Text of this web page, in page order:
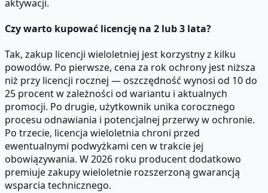
aktywacji.
Czy warto kupować licencję na 2 lub 3 lata?
Tak, zakup licencji wieloletniej jest korzystny z kilku
powodów. Po pierwsze, cena za rok ochrony jest niższa
niż przy licencji rocznej — oszczędność wynosi od 10 do
25 procent w zależności od wariantu i aktualnych
promocji. Po drugie, użytkownik unika corocznego
procesu odnawiania i potencjalnej przerwy w ochronie.
Po trzecie, licencja wieloletnia chroni przed
ewentualnymi podwyżkami cen w trakcie jej
obowiązywania. W 2026 roku producent dodatkowo
premiuje zakupy wieloletnie rozszerzoną gwarancją
wsparcia technicznego.